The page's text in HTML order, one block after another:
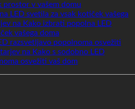
prostor v vašem domu
LED svetila za vsak kotiček vašega
na Kako izbrati popolna LED
vašega doma
razsvetljavo popolnoma osvežiti
na Kako s sodobno LED
osvežiti vaš dom